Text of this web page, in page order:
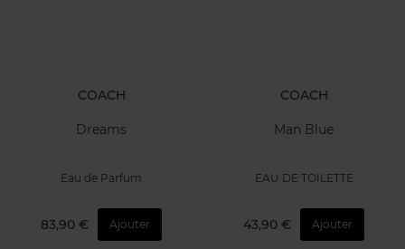
COACH
Dreams
Eau de Parfum
83,90 € Ajouter
COACH
Man Blue
EAU DE TOILETTE
43,90 € Ajouter